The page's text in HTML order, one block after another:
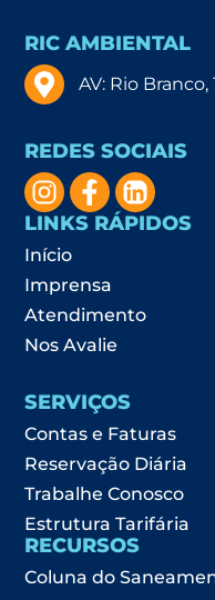
RIC AMBIENTAL
AV: Rio
REDES SOCIAIS
LINKS RÁPIDOS
Início
Imprensa
Atendimento
Nos Avalie
SERVIÇOS
Contas e Faturas
Reservação Diária
Trabalhe Conosco
Estrutura Tarifária
RECURSOS
Coluna do